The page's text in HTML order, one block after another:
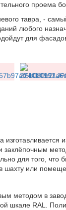
проема
тавра, -
любого
для
для того, что
шахту или
методом в
шкале RAL.